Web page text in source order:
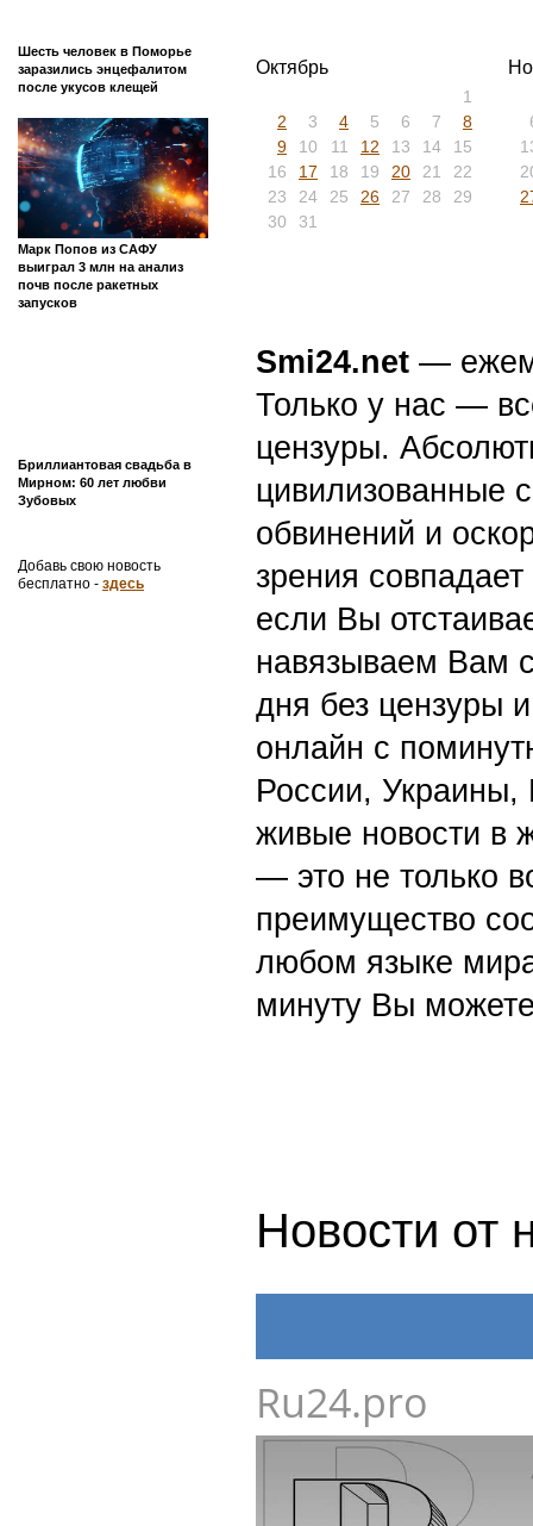
Шесть человек в Поморье
заразились энцефалитом
после укусов клещей
Марк Попов из САФУ
выиграл 3 млн на анализ
почв после ракетных
запусков
Бриллиантовая свадьба в
Мирном: 60 лет любви
Зубовых
Добавь свою новость
бесплатно - здесь
Октябрь
1
2
3 4 5 6 7
8
9
10 11 12 13 14
15
16
17 18 19 20 21
22
23
24 25 26 27 28
29
30
31
Smi24.net —
Только у нас —
цензуры.
цивилизованные
обвинений и
зрения
если Вы
навязываем Вам
дня без цензуры
онлайн с
России,
живые новости в
— это не только
преимущество
любом языке
минуту Вы
Новости от
Ru24.pro